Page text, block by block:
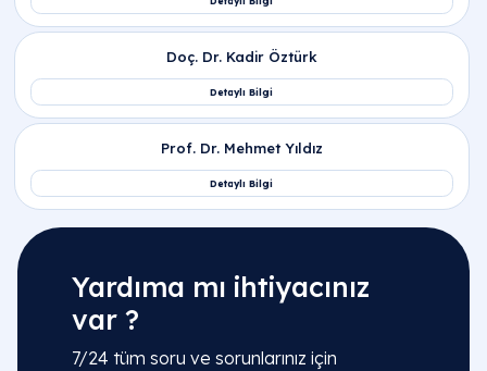
İlgili Bölümler
Yardıma mı ihtiyacınız
var ?
7/24 tüm soru ve sorunlarınız için